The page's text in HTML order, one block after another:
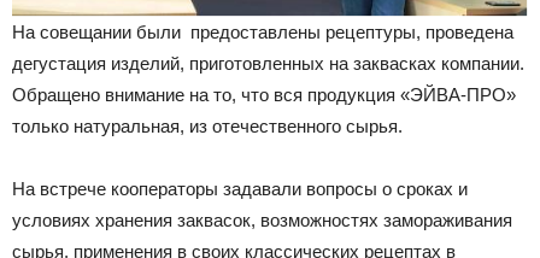
На совещании были предоставлены рецептуры, проведена
дегустация изделий, приготовленных на заквасках компании.
Обращено внимание на то, что вся продукция «ЭЙВА-ПРО»
только натуральная, из отечественного сырья.
На встрече кооператоры задавали вопросы о сроках и
условиях хранения заквасок, возможностях замораживания
сырья, применения в своих классических рецептах в